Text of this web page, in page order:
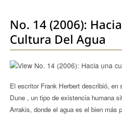
No. 14 (2006):
Cultura Del Agua
El escritor Frank Herbert describió,
Dune , un tipo de existencia humana
Arrakis, donde el agua es el bien más